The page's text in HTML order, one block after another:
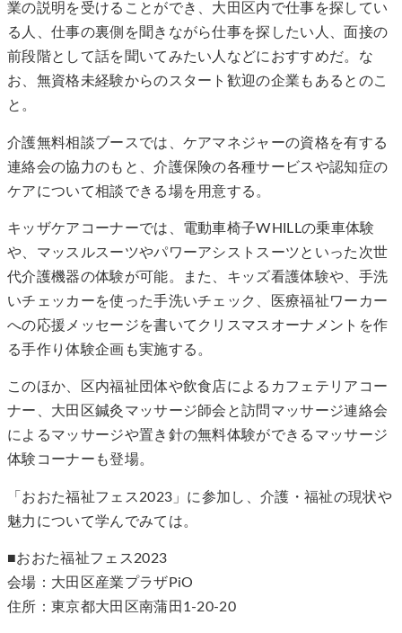
業の説明を受けることができ、大田区内で仕事を探してい
る人、仕事の裏側を聞きながら仕事を探したい人、面接の
前段階として話を聞いてみたい人などにおすすめだ。な
お、無資格未経験からのスタート歓迎の企業もあるとのこ
と。
介護無料相談ブースでは、ケアマネジャーの資格を有する
連絡会の協力のもと、介護保険の各種サービスや認知症の
ケアについて相談できる場を用意する。
キッザケアコーナーでは、電動車椅子WHILLの乗車体験
や、マッスルスーツやパワーアシストスーツといった次世
代介護機器の体験が可能。また、キッズ看護体験や、手洗
いチェッカーを使った手洗いチェック、医療福祉ワーカー
への応援メッセージを書いてクリスマスオーナメントを作
る手作り体験企画も実施する。
このほか、区内福祉団体や飲食店によるカフェテリアコー
ナー、大田区鍼灸マッサージ師会と訪問マッサージ連絡会
によるマッサージや置き針の無料体験ができるマッサージ
体験コーナーも登場。
「おおた福祉フェス2023」に参加し、介護・福祉の現状や
魅力について学んでみては。
■おおた福祉フェス2023
会場：大田区産業プラザPiO
住所：東京都大田区南蒲田1-20-20